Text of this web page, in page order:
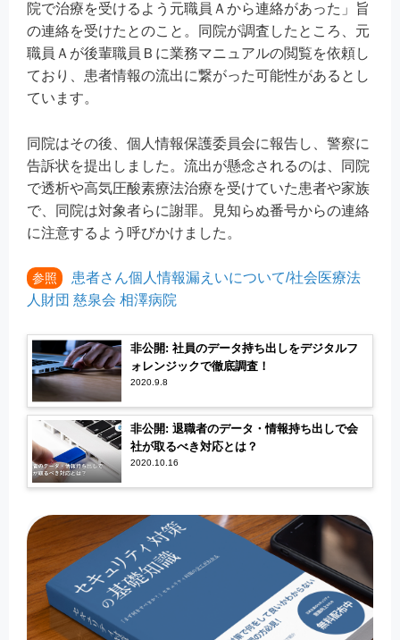
院で治療を受けるよう元職員Ａから連絡があった」旨
の連絡を受けたとのこと。同院が調査したところ、元
職員Ａが後輩職員Ｂに業務マニュアルの閲覧を依頼し
ており、患者情報の流出に繋がった可能性があるとし
ています。
同院はその後、個人情報保護委員会に報告し、警察に
告訴状を提出しました。流出が懸念されるのは、同院
で透析や⾼気圧酸素療法治療を受けていた患者や家族
で、同院は対象者らに謝罪。見知らぬ番号からの連絡
に注意するよう呼びかけました。
参照
患者さん個人情報漏えいについて/社会医療法
⼈財団 慈泉会 相澤病院
非公開: 社員のデータ持ち出しをデジタルフ
ォレンジックで徹底調査！
2020.9.8
非公開: 退職者のデータ・情報持ち出しで会
社が取るべき対応とは？
2020.10.16